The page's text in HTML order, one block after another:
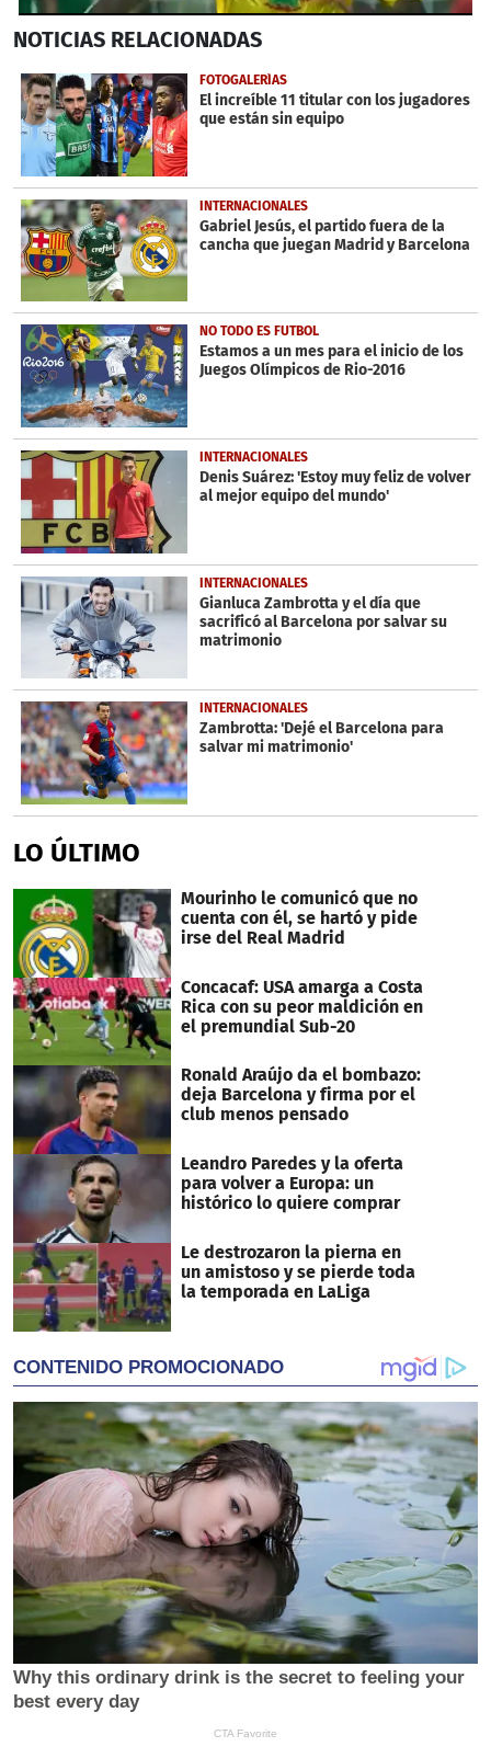
seconds
1
minute,
23
seconds
NOTICIAS RELACIONADAS
FOTOGALERÍAS
El increíble 11 titular con los jugadores
que están sin equipo
INTERNACIONALES
Gabriel Jesús, el partido fuera de la
cancha que juegan Madrid y Barcelona
NO TODO ES FUTBOL
Estamos a un mes para el inicio de los
Juegos Olímpicos de Rio-2016
INTERNACIONALES
Denis Suárez: 'Estoy muy feliz de volver
al mejor equipo del mundo'
INTERNACIONALES
Gianluca Zambrotta y el día que
sacrificó al Barcelona por salvar su
matrimonio
INTERNACIONALES
Zambrotta: 'Dejé el Barcelona para
salvar mi matrimonio'
LO ÚLTIMO
Mourinho le comunicó que no
cuenta con él, se hartó y pide
irse del Real Madrid
Concacaf: USA amarga a Costa
Rica con su peor maldición en
el premundial Sub-20
Ronald Araújo da el bombazo:
deja Barcelona y firma por el
club menos pensado
Leandro Paredes y la oferta
para volver a Europa: un
histórico lo quiere comprar
Le destrozaron la pierna en
un amistoso y se pierde toda
la temporada en LaLiga